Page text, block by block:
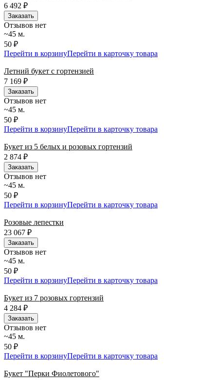
6 492 ₽
Заказать
Отзывов нет
~45 м.
50 ₽
Перейти в корзинуПерейти в карточку товара
Летний букет с гортензией
7 169 ₽
Заказать
Отзывов нет
~45 м.
50 ₽
Перейти в корзинуПерейти в карточку товара
Букет из 5 белых и розовых гортензий
2 874 ₽
Заказать
Отзывов нет
~45 м.
50 ₽
Перейти в корзинуПерейти в карточку товара
Розовые лепестки
23 067 ₽
Заказать
Отзывов нет
~45 м.
50 ₽
Перейти в корзинуПерейти в карточку товара
Букет из 7 розовых гортензий
4 284 ₽
Заказать
Отзывов нет
~45 м.
50 ₽
Перейти в корзинуПерейти в карточку товара
Букет "Перки Фиолетового"